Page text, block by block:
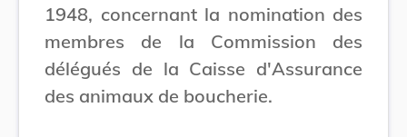
1948, concernant la nomination des
membres de la Commission des
délégués de la Caisse d'Assurance
des animaux de boucherie.